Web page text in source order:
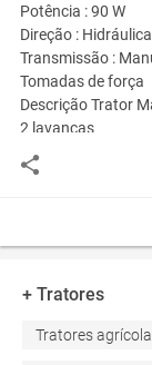
Potência :90 W
Direção : Hidráulica
Transmissão :
Tomadas de força
Descrição Trator
2 lavancas
Ano 85
Pintura nova,
Comando duplo
Trator Massey
+ Tratores
Tratores